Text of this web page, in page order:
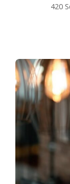
420